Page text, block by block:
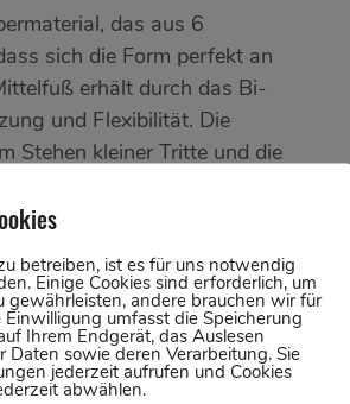
das aus 6
sich die Form perfekt an
erhält durch das Bi-
und Flexibilität. Die
Stehen kleiner Tritte und die
Downturn und die
und eine präzise Spitze.
Patch im Zehenbereich
Vibram XS
für kleine Tritte.
betreiben, ist es für uns notwendig
Einige Cookies sind erforderlich, um
gewährleisten, andere brauchen wir für
Einwilligung umfasst die Speicherung
Ihrem Endgerät, das Auslesen
Daten sowie deren Verarbeitung. Sie
jederzeit aufrufen und Cookies
abwählen.